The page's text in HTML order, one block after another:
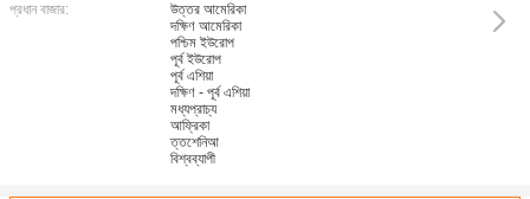
প্রধান বাজার:
উত্তর আমেরিকা
দক্ষিণ আমেরিকা
পশ্চিম ইউরোপ
পূর্ব ইউরোপ
পূর্ব এশিয়া
দক্ষিণ - পূর্ব এশিয়া
মধ্যপ্রাচ্য
আফ্রিকা
ত্তশেনিআ
বিশ্বব্যাপী